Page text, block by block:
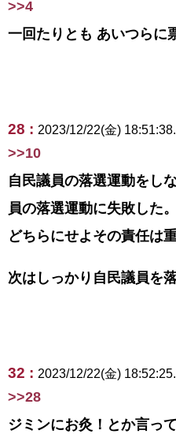
>>4
一回たりとも あいつらに
28 : 2023/12/22(金)
>>10
自民議員の落選運動をし
員の落選運動に失敗した。
どちらにせよその責任は重
次はしっかり自民議員を
32 : 2023/12/22(金)
>>28
ジミンにお灸！とか言っ